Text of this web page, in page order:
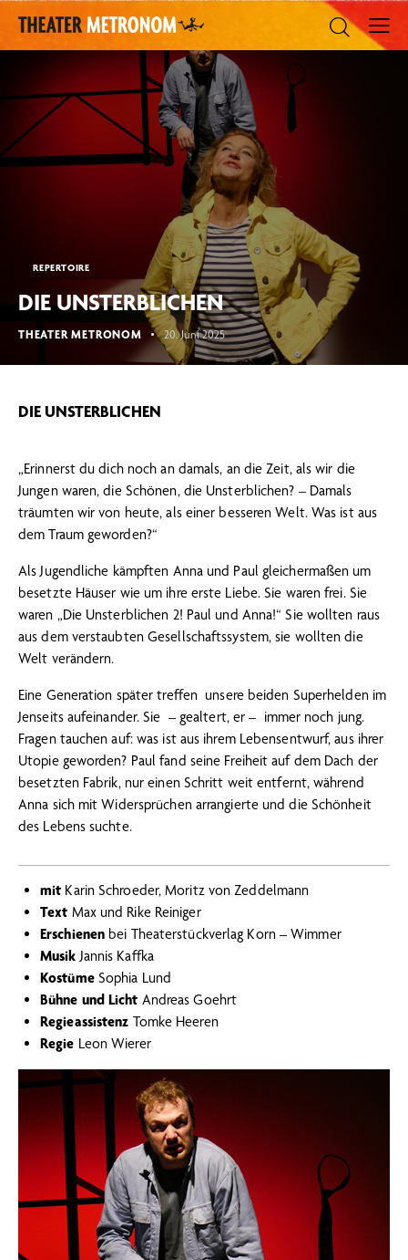
REPERTOIRE
DIE UNSTERBLICHEN
THEATER METRONOM 20. Juni 2025
DIE UNSTERBLICHEN
„Erinnerst du dich noch an damals, an die Zeit, als wir die
Jungen waren, die Schönen, die Unsterblichen? – Damals
träumten wir von heute, als einer besseren Welt. Was ist aus
dem Traum geworden?“
Als Jugendliche kämpften Anna und Paul gleichermaßen um
besetzte Häuser wie um ihre erste Liebe. Sie waren frei. Sie
waren „Die Unsterblichen 2! Paul und Anna!“ Sie wollten raus
aus dem verstaubten Gesellschaftssystem, sie wollten die
Welt verändern.
Eine Generation später treffen unsere beiden Superhelden im
Jenseits aufeinander. Sie – gealtert, er – immer noch jung.
Fragen tauchen auf: was ist aus ihrem Lebensentwurf, aus ihrer
Utopie geworden? Paul fand seine Freiheit auf dem Dach der
besetzten Fabrik, nur einen Schritt weit entfernt, während
Anna sich mit Widersprüchen arrangierte und die Schönheit
des Lebens suchte.
mit Karin Schroeder, Moritz von Zeddelmann
Text Max und Rike Reiniger
Erschienen bei Theaterstückverlag Korn – Wimmer
Musik Jannis Kaffka
KostümeSophia Lund
Bühne und Licht Andreas Goehrt
Regieassistenz Tomke Heeren
Regie Leon Wierer